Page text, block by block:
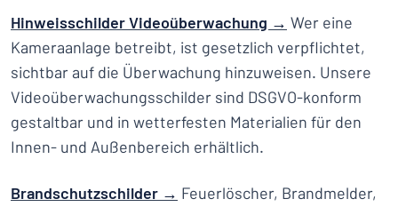
Hinweisschilder Videoüberwachung → Wer eine
Kameraanlage betreibt, ist gesetzlich verpflichtet,
sichtbar auf die Überwachung hinzuweisen. Unsere
Videoüberwachungsschilder sind DSGVO-konform
gestaltbar und in wetterfesten Materialien für den
Innen- und Außenbereich erhältlich.
Brandschutzschilder → Feuerlöscher, Brandmelder,